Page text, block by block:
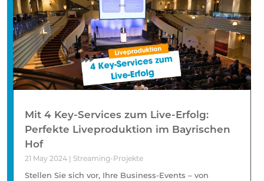
Mit 4 Key-Services zum Live-Erfolg:
Perfekte Liveproduktion im Bayrischen
Hof
21 May 2024 | Streaming-Projekte
Stellen Sie sich vor, Ihre Business-Events – von